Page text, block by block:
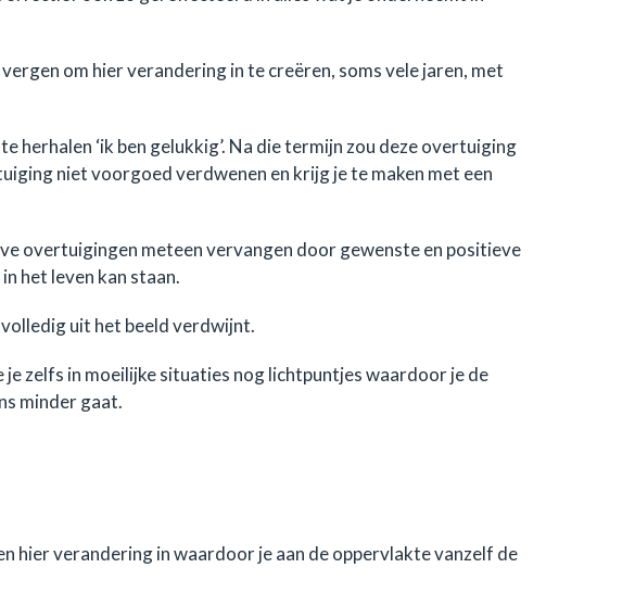
om hier verandering in te creëren, soms vele jaren, met
herhalen ‘ik ben gelukkig’. Na die termijn zou deze overtuiging
niet voorgoed verdwenen en krijg je te maken met een
overtuigingen meteen vervangen door gewenste en positieve
het leven kan staan.
uit het beeld verdwijnt.
je zelfs in moeilijke situaties nog lichtpuntjes waardoor je de
minder gaat.
hier verandering in waardoor je aan de oppervlakte vanzelf de